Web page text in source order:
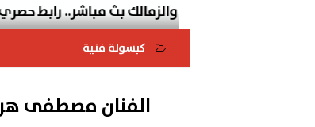
الأهلي والزمالك بث مباشر.. رابط حصري للقمة
كبسولة فنية
الفنان مصطفى